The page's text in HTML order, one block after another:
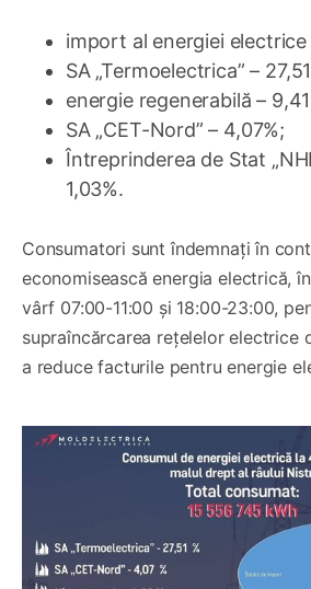
import al energiei electrice
SA „Termoelectrica” –
energie regenerabilă –
SA „CET-Nord” – 4,07%;
Întreprinderea de Stat
1,03%.
Consumatori sunt îndemnați în
economisească energia electrică,
vârf 07:00-11:00 și 18:00-23:00,
supraîncărcarea rețelelor electrice
a reduce facturile pentru energie